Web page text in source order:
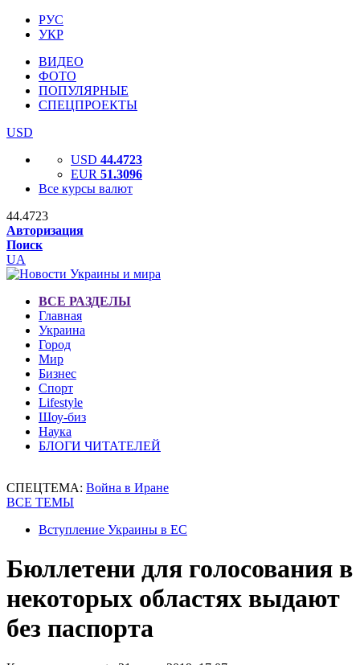
РУС
УКР
ВИДЕО
ФОТО
ПОПУЛЯРНЫЕ
СПЕЦПРОЕКТЫ
USD
USD 44.4723
EUR 51.3096
Все курсы валют
44.4723
Авторизация
Поиск
UA
ВСЕ РАЗДЕЛЫ
Главная
Украина
Город
Мир
Бизнес
Спорт
Lifestyle
Шоу-биз
Наука
БЛОГИ ЧИТАТЕЛЕЙ
СПЕЦТЕМА: Война в Иране
ВСЕ ТЕМЫ
Вступление Украины в ЕС
Бюллетени для голосования в
некоторых областях выдают
без паспорта